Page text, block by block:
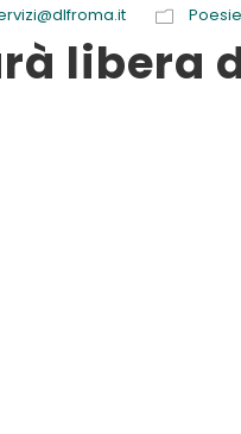
Poesie
libera